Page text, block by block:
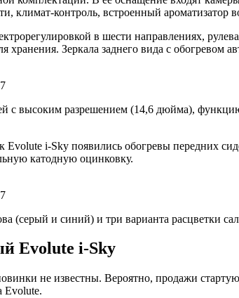
климат-контроль, встроенный ароматизатор
в шести направлениях,
хранения. Зеркала заднего вида с обогревом
с высоким разрешением (14,6 дюйма),
i-Sky появились обогревы передних
катодную оцинковку.
(серый и синий) и три варианта расцветки
Evolute i-Sky
не известны. Вероятно, продажи
Evolute.